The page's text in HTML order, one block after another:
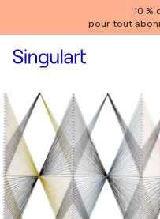
10 %
pour tout